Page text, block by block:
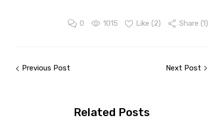
0 1015 Like (2) Share (1)
Previous Post Next Post
Related Posts